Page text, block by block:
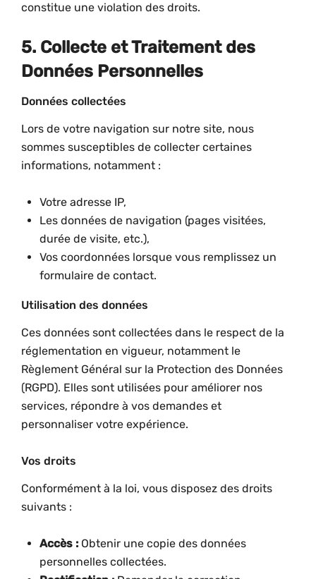
constitue une violation des droits.
5. Collecte et Traitement des
Données Personnelles
Données collectées
Lors de votre navigation sur notre site, nous
sommes susceptibles de collecter certaines
informations, notamment :
Votre adresse IP,
Les données de navigation (pages visitées,
durée de visite, etc.),
Vos coordonnées lorsque vous remplissez un
formulaire de contact.
Utilisation des données
Ces données sont collectées dans le respect de la
réglementation en vigueur, notamment le
Règlement Général sur la Protection des Données
(RGPD). Elles sont utilisées pour améliorer nos
services, répondre à vos demandes et
personnaliser votre expérience.
Vos droits
Conformément à la loi, vous disposez des droits
suivants :
Accès : Obtenir une copie des données
personnelles collectées.